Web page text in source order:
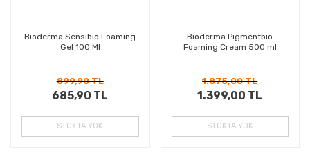
Bioderma Sensibio Foaming
Gel 100 Ml
899,90 TL
685,90 TL
STOKTA YOK
Bioderma Pigmentbio
Foaming Cream 500 ml
1.875,00 TL
1.399,00 TL
STOKTA YOK